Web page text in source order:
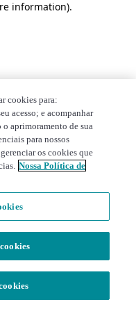
information).
cookies para:
acesso; e acompanhar
aprimoramento de sua
para nossos
os cookies que
Nossa Política de